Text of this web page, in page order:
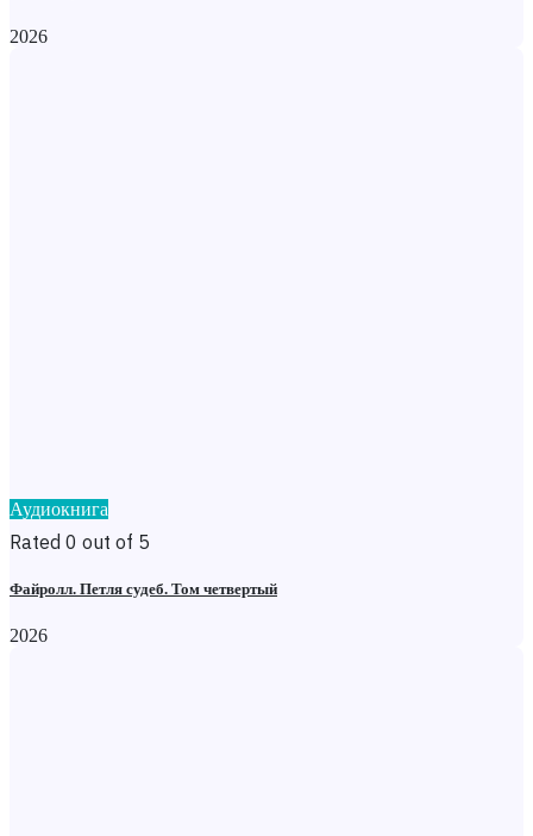
2026
Аудиокнига
Rated 0 out of 5
Файролл. Петля судеб. Том четвертый
2026